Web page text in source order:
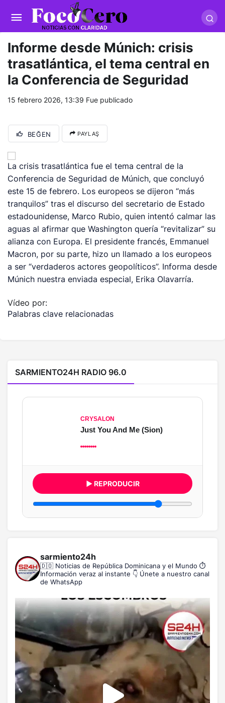
trwin giriş
masterbetting-palacebet1.com-
tlcasino giriş-betandyou-vbett34.com betovis34.net-
skyloftsbet
Informe desde Múnich: crisis
trasatlántica, el tema central en
la Conferencia de Seguridad
15 febrero 2026, 13:39 Fue publicado
BEĞEN PAYLAŞ
La crisis trasatlántica fue el tema central de la
Conferencia de Seguridad de Múnich, que concluyó
este 15 de febrero. Los europeos se dijeron “más
tranquilos” tras el discurso del secretario de Estado
estadounidense, Marco Rubio, quien intentó calmar las
aguas al afirmar que Washington quería “revitalizar” su
alianza con Europa. El presidente francés, Emmanuel
Macron, por su parte, hizo un llamado a los europeos
a ser “verdaderos actores geopolíticos”. Informa desde
Múnich nuestra enviada especial, Erika Olavarría.
Vídeo por:
Palabras clave relacionadas
SARMIENTO24H RADIO 96.0
CRYSALON
Just You And Me (Sion)
▶ REPRODUCIR
sarmiento24h
🇩🇴 Noticias de República Dominicana y el Mundo ⏱️
Información veraz al instante 👇 Únete a nuestro canal
de WhatsApp